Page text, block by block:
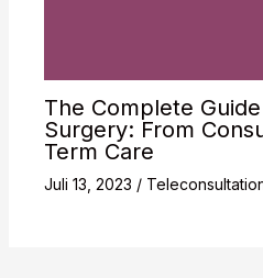
The Complete
Surgery: From
Term Care
Juli 13, 2023 /